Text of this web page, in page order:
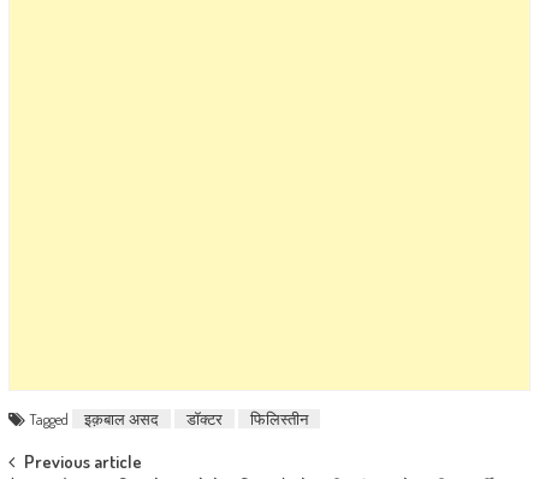
Tagged इक़बाल असद डॉक्टर फिलिस्तीन
Post navigation
Previous article